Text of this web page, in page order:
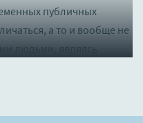
публичных
а то и вообще не
людьми, являясь
"Проект «Веспасий -